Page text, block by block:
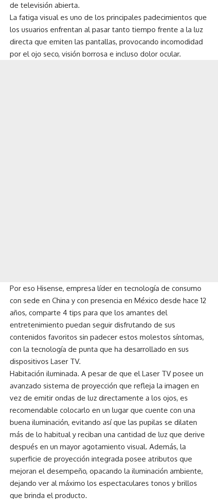
de televisión abierta.
La fatiga visual es uno de los principales padecimientos que
los usuarios enfrentan al pasar tanto tiempo frente a la luz
directa que emiten las pantallas, provocando incomodidad
por el ojo seco, visión borrosa e incluso dolor ocular.
Por eso Hisense, empresa líder en tecnología de consumo
con sede en China y con presencia en México desde hace 12
años, comparte 4 tips para que los amantes del
entretenimiento puedan seguir disfrutando de sus
contenidos favoritos sin padecer estos molestos síntomas,
con la tecnología de punta que ha desarrollado en sus
dispositivos Laser TV.
Habitación iluminada. A pesar de que el Laser TV posee un
avanzado sistema de proyección que refleja la imagen en
vez de emitir ondas de luz directamente a los ojos, es
recomendable colocarlo en un lugar que cuente con una
buena iluminación, evitando así que las pupilas se dilaten
más de lo habitual y reciban una cantidad de luz que derive
después en un mayor agotamiento visual. Además, la
superficie de proyección integrada posee atributos que
mejoran el desempeño, opacando la iluminación ambiente,
dejando ver al máximo los espectaculares tonos y brillos
que brinda el producto.